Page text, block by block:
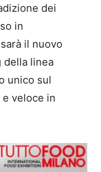
dei
in
il nuovo
della linea
unico sul
veloce in